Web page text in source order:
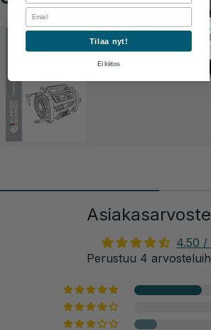
Auton ilmakompressori
Ohje | Kompressori
4.50 /
Perustuu 4
Email
Tilaa nyt!
Ei kiitos